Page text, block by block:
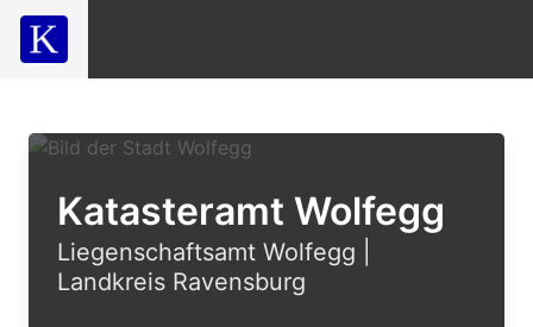
Katasteramt Wolfegg
Liegenschaftsamt Wolfegg |
Landkreis Ravensburg